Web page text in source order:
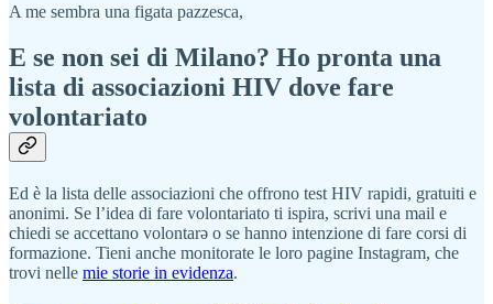
A me sembra una figata pazzesca,
E se non sei di Milano? Ho pronta una
lista di associazioni HIV dove fare
volontariato
Ed è la lista delle associazioni che offrono test HIV rapidi, gratuiti e
anonimi. Se l’idea di fare volontariato ti ispira, scrivi una mail e
chiedi se accettano volontarə o se hanno intenzione di fare corsi di
formazione. Tieni anche monitorate le loro pagine Instagram, che
trovi nelle mie storie in evidenza.